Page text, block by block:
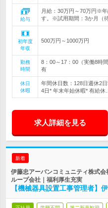
給与
月給：30万円～70万円※
す。※試用期間：3か月（
初年度
年収
500万円～1000万円
勤務
時間
8：00～17：00（実働8時
有
休日
休暇
年間休日数：128日週休2
4日* 年末年始休暇* 有給休…
求人詳細を見る
新着
伊藤忠アーバンコミュニティ株式
ループ会社｜福利厚生充実
【機械器具設置工事管理者】